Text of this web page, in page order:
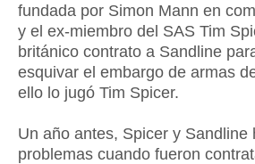
fundada por Simon Mann en
y el ex-miembro del SAS Tim
británico contrato a Sandline
esquivar el embargo de armas
ello lo jugó Tim Spicer.
Un año antes, Spicer y
problemas cuando fueron